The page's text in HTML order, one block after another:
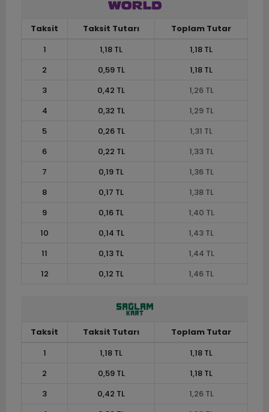
Taksit Taksit Tutarı
Toplam Tutar
1
1,18 TL
1,18 TL
2
0,59 TL
1,18 TL
3
0,42 TL
1,26 TL
4
0,32 TL
1,29 TL
5
0,26 TL
1,31 TL
6
0,22 TL
1,33 TL
7
0,19 TL
1,36 TL
8
0,17 TL
1,38 TL
9
0,16 TL
1,40 TL
10
0,14 TL
1,43 TL
11
0,13 TL
1,44 TL
12
0,12 TL 1,46 TL
Taksit Taksit Tutarı
Toplam Tutar
1
1,18 TL
1,18 TL
2
0,59 TL
1,18 TL
3
0,42 TL
1,26 TL